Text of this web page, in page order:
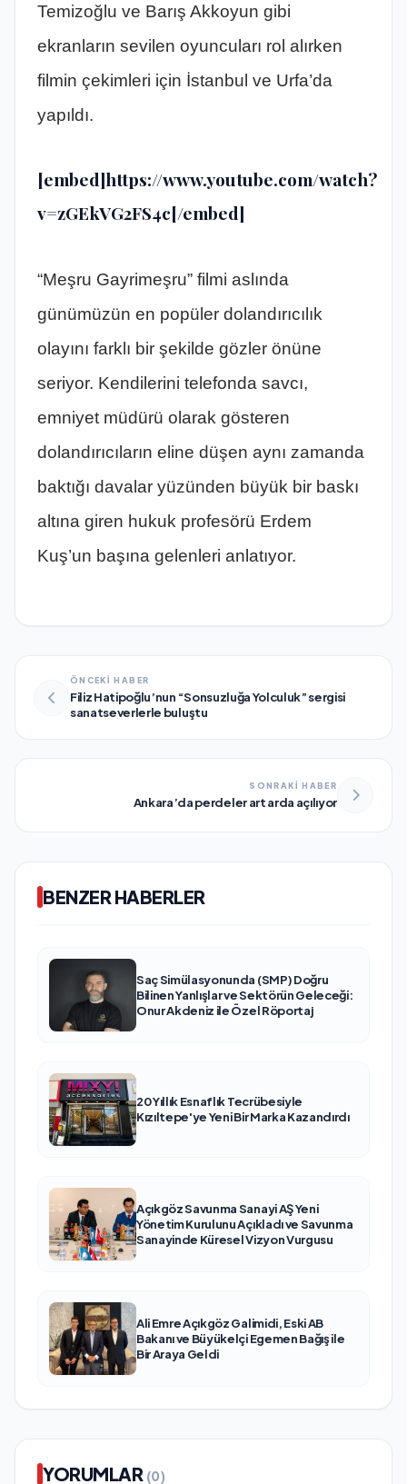
Temizoğlu ve Barış Akkoyun gibi
ekranların sevilen oyuncuları rol alırken
filmin çekimleri için İstanbul ve Urfa’da
yapıldı.
[embed]https://www.youtube.com/watch?
v=zGEkVG2FS4c[/embed]
“Meşru Gayrimeşru” filmi aslında
günümüzün en popüler dolandırıcılık
olayını farklı bir şekilde gözler önüne
seriyor. Kendilerini telefonda savcı,
emniyet müdürü olarak gösteren
dolandırıcıların eline düşen aynı zamanda
baktığı davalar yüzünden büyük bir baskı
altına giren hukuk profesörü Erdem
Kuş’un başına gelenleri anlatıyor.
ÖNCEKİ HABER
Filiz Hatipoğlu’nun “Sonsuzluğa Yolculuk” sergisi
sanatseverlerle buluştu
SONRAKİ HABER
Ankara’da perdeler art arda açılıyor
BENZER HABERLER
Saç Simülasyonunda (SMP) Doğru
Bilinen Yanlışlar ve Sektörün Geleceği:
Onur Akdeniz ile Özel Röportaj
20 Yıllık Esnaflık Tecrübesiyle
Kızıltepe'ye Yeni Bir Marka Kazandırdı
Açıkgöz Savunma Sanayi AŞ Yeni
Yönetim Kurulunu Açıkladı ve Savunma
Sanayinde Küresel Vizyon Vurgusu
Ali Emre Açıkgöz Galimidi, Eski AB
Bakanı ve Büyükelçi Egemen Bağış ile
Bir Araya Geldi
YORUMLAR (0)